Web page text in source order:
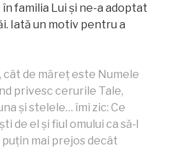
familia Lui și ne-a adoptat
Iată un motiv pentru a
cât de măreț este Numele
privesc cerurile Tale,
și stelele… îmi zic: Ce
de el și fiul omului ca să‑l
mai prejos decât